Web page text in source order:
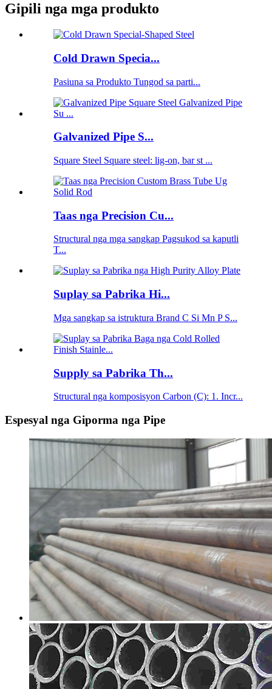
Gipili nga mga produkto
Cold Drawn Specia...
Pasiuna sa Produkto Tungod sa parti...
Galvanized Pipe S...
Square Steel Square steel: lig-on, bar st ...
Taas nga Precision Cu...
Structural nga mga sangkap Pagsukod sa kaputli
T...
Suplay sa Pabrika Hi...
Mga sangkap sa istruktura Brand C Si Mn P S...
Supply sa Pabrika Th...
Structural nga komposisyon Carbon (C): 1. Incr...
Espesyal nga Giporma nga Pipe